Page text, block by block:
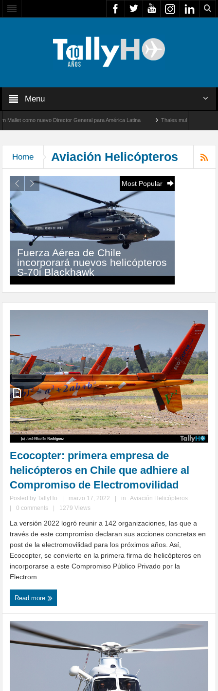
Menu
para América Latina Thales multiplica por diez su capacidad de producción de
Home Aviación Helicópteros
Most Popular
Helicóptero Bö-105LS A-3
Superlifter para el Museo
Histórico y Centro Cultural de
Carabineros de Chile
Ecocopter: primera empresa de
helicópteros en Chile que adhiere al
Compromiso de Electromovilidad
Posted byTallyHo | marzo 17, 2022 | in :Aviación Helicópteros
|
0 comments | 1279 Views
La versión 2022 logró reunir a 142 organizaciones, las que a
través de este compromiso declaran sus acciones concretas en
post de la electromovilidad para los próximos años. Así,
Ecocopter, se convierte en la primera firma de helicópteros en
incorporarse a este Compromiso Público Privado por la
Electrom
Read more